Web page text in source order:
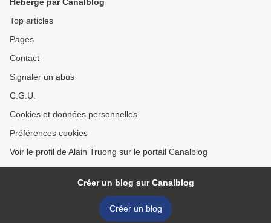
Top articles
Pages
Contact
Signaler un abus
C.G.U.
Cookies et données personnelles
Préférences cookies
Voir le profil de Alain Truong sur le portail Canalblog
Créer un blog sur Canalblog
Créer un blog